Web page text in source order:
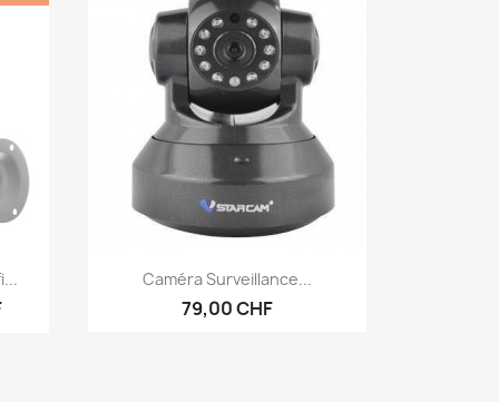
Aperçu rapide
Caméra Surveillance...
79,00 CHF